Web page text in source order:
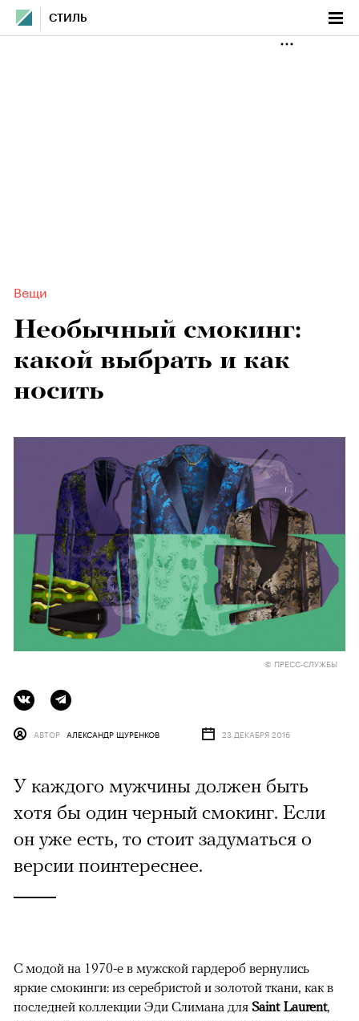
СТИЛЬ
Вещи
Необычный смокинг:
какой выбрать и как
носить
© ПРЕСС-СЛУЖБЫ
АВТОР АЛЕКСАНДР ЩУРЕНКОВ 23 ДЕКАБРЯ 2016
У каждого мужчины должен быть
хотя бы один черный смокинг. Если
он уже есть, то стоит задуматься о
версии поинтереснее.
С модой на 1970-е в мужской гардероб вернулись
яркие смокинги: из серебристой и золотой ткани, как в
последней коллекции Эди Слимана для Saint Laurent,